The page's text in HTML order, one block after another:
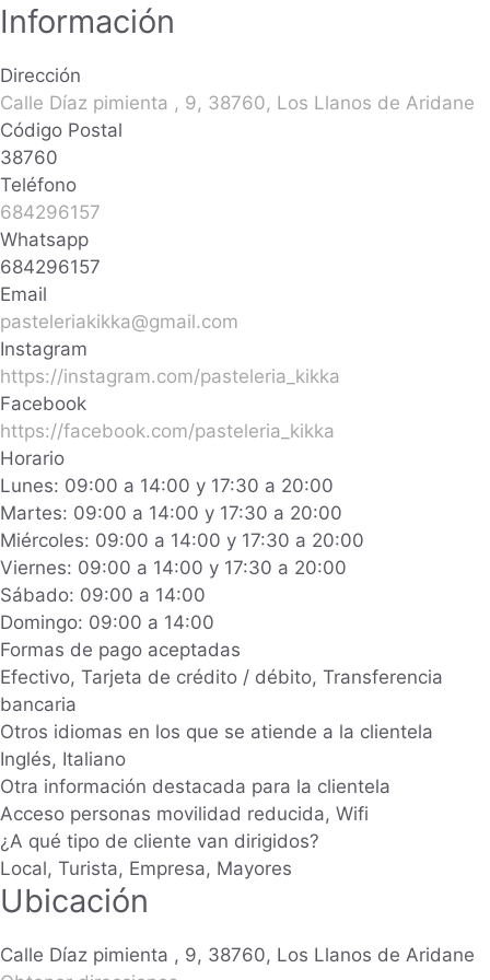
Información
Dirección
Calle Díaz pimienta , 9, 38760, Los Llanos de Aridane
Código Postal
38760
Teléfono
684296157
Whatsapp
684296157
Email
pasteleriakikka@gmail.com
Instagram
https://instagram.com/pasteleria_kikka
Facebook
https://facebook.com/pasteleria_kikka
Horario
Lunes: 09:00 a 14:00 y 17:30 a 20:00
Martes: 09:00 a 14:00 y 17:30 a 20:00
Miércoles: 09:00 a 14:00 y 17:30 a 20:00
Viernes: 09:00 a 14:00 y 17:30 a 20:00
Sábado: 09:00 a 14:00
Domingo: 09:00 a 14:00
Formas de pago aceptadas
Efectivo, Tarjeta de crédito / débito, Transferencia
bancaria
Otros idiomas en los que se atiende a la clientela
Inglés, Italiano
Otra información destacada para la clientela
Acceso personas movilidad reducida, Wifi
¿A qué tipo de cliente van dirigidos?
Local, Turista, Empresa, Mayores
Ubicación
Calle Díaz pimienta , 9, 38760, Los Llanos de Aridane